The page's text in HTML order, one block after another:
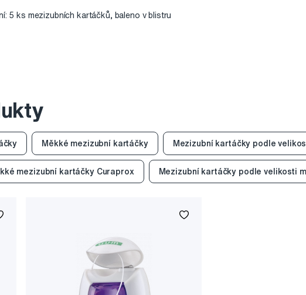
5 ks mezizubních kartáčků, baleno v blistru
Měkké mezizubní kartáčky Mezizubní kartáčky podle
mezizubní kartáčky Curaprox Mezizubní kartáčky podle velikosti